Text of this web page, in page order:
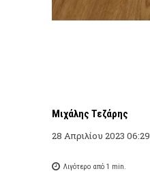
Μιχάλης Τεζάρης
28 Απριλίου 2023 06:29
Λιγότερο από 1 min.